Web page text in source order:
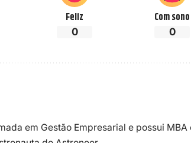
Feliz
0
Com sono
0
em Gestão Empresarial e possui